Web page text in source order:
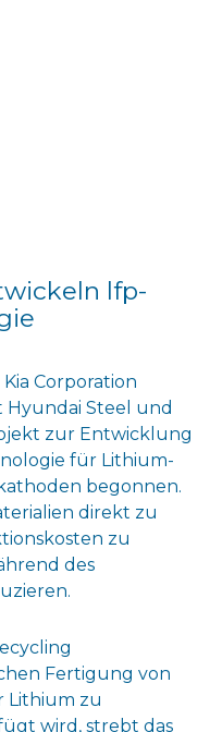
lfp-
Corporation
Hyundai Steel und
zur Entwicklung
für Lithium-
begonnen.
direkt zu
zu
des
Fertigung von
Lithium zu
wird, strebt das